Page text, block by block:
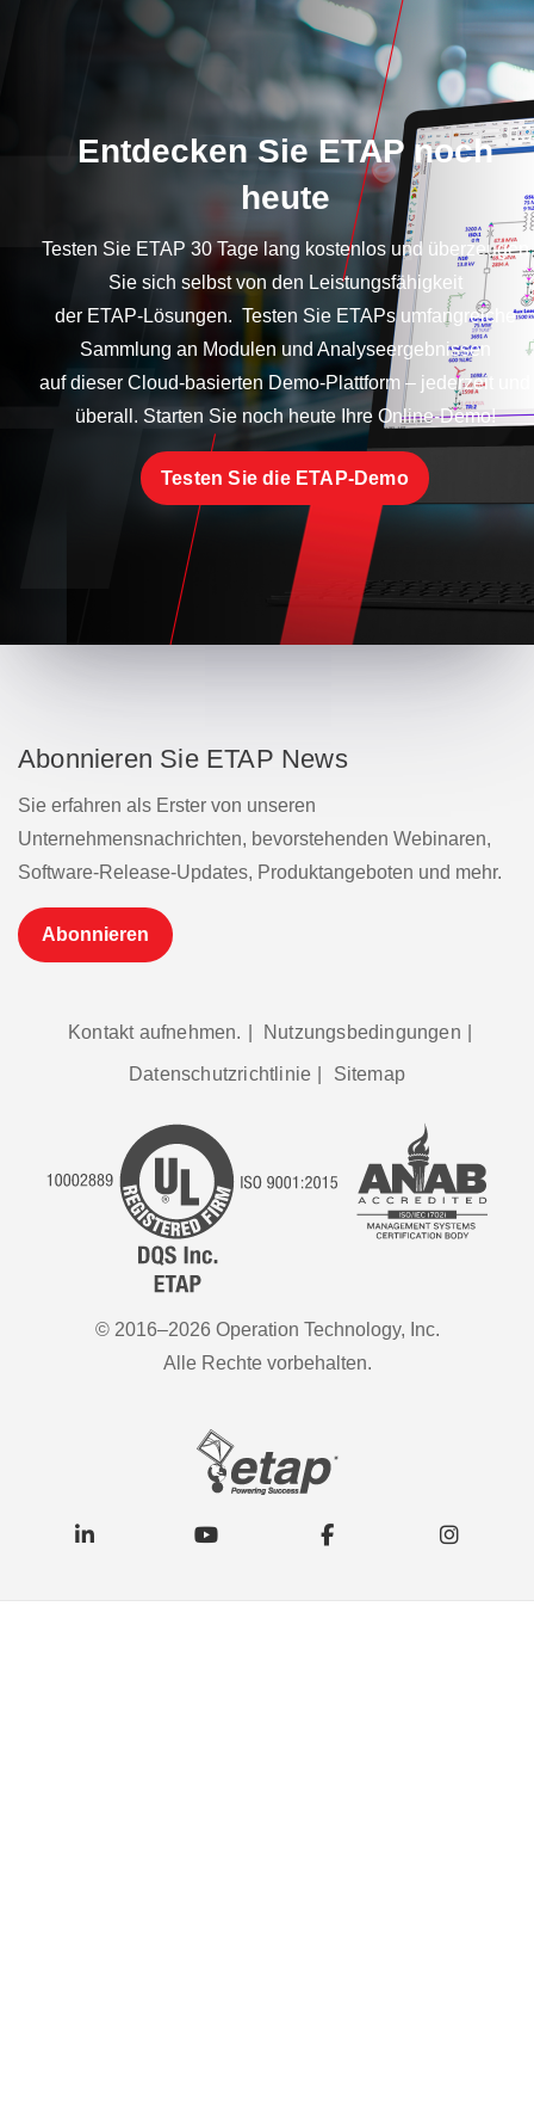
Entdecken Sie ETAP noch
heute
Testen Sie ETAP 30 Tage lang kostenlos und überzeugen
Sie sich selbst von den Leistungsfähigkeit
der ETAP-Lösungen. Testen Sie ETAPs umfangreiche
Sammlung an Modulen und Analyseergebnissen
auf dieser Cloud-basierten Demo-Plattform – jederzeit und
überall. Starten Sie noch heute Ihre Online-Demo!
Testen Sie die ETAP-Demo
Abonnieren Sie ETAP News
Sie erfahren als Erster von unseren
Unternehmensnachrichten, bevorstehenden Webinaren,
Software-Release-Updates, Produktangeboten und mehr.
Abonnieren
Kontakt aufnehmen. Nutzungsbedingungen
Datenschutzrichtlinie Sitemap
© 2016–2026 Operation Technology, Inc.
Alle Rechte vorbehalten.